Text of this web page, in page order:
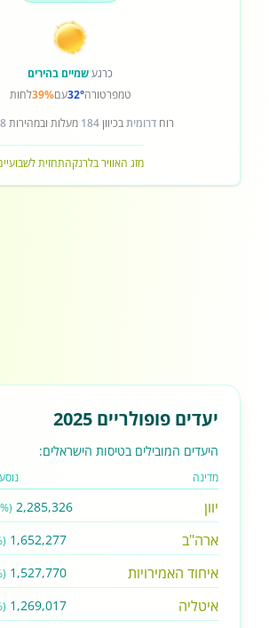
כרגעשמיים בהירים
טמפרטורה32°עם39%לחות
רוחדרומיתבכיוון184 מעלות ובמהירות
מזג האוויר בלרנקהתחזית
יעדים פופולריים 2025
היעדים המובילים בטיסות הישראלים:
מדינה
יוון 2,285,326
(12.37%)
ארה"ב 1,652,277
(8.94%)
איחוד האמירויות 1,527,770
(8.27%)
איטליה 1,269,017
(6.87%)